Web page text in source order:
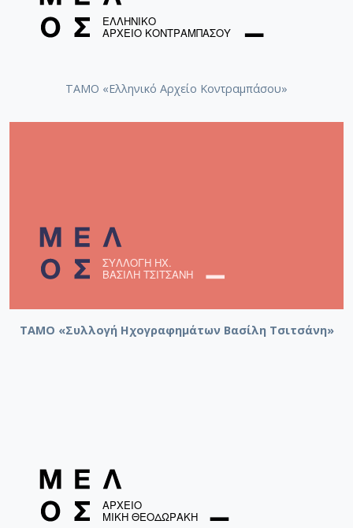
ΤΑΜΟ «Ελληνικό Αρχείο Κοντραμπάσου»
ΤΑΜΟ «Συλλογή Ηχογραφημάτων Βασίλη Τσιτσάνη»